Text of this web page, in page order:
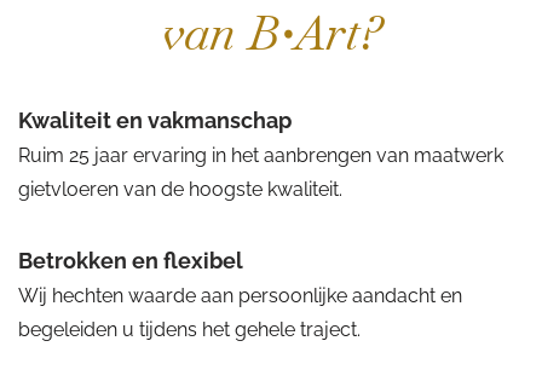
van B•Art?
Kwaliteit en vakmanschap
Ruim 25 jaar ervaring in het aanbrengen van maatwerk
gietvloeren van de hoogste kwaliteit.
Betrokken en flexibel
Wij hechten waarde aan persoonlijke aandacht en
begeleiden u tijdens het gehele traject.